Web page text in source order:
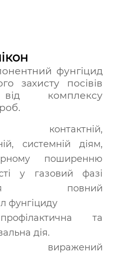
фунгіцид
захисту посівів
комплексу
контактній,
системній діям,
поширенню
у газовий фазі
повний
фунгіциду
та
дія.
виражений